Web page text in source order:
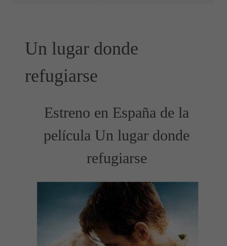
Un lugar donde
refugiarse
Estreno en España de la
película Un lugar donde
refugiarse